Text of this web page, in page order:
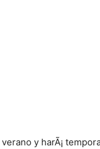
y harÃ¡